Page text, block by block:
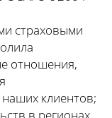
страховыми
отношения,
клиентов;